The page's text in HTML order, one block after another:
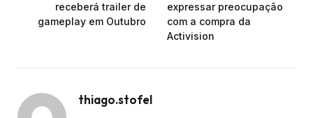
receberá trailer de
gameplay em Outubro
expressar preocupação
com a compra da
Activision
thiago.stofel